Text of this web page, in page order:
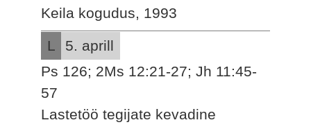
Keila kogudus, 1993
L
5. aprill
Ps 126; 2Ms 12:21-27; Jh 11:45-
57
Lastetöö tegijate kevadine